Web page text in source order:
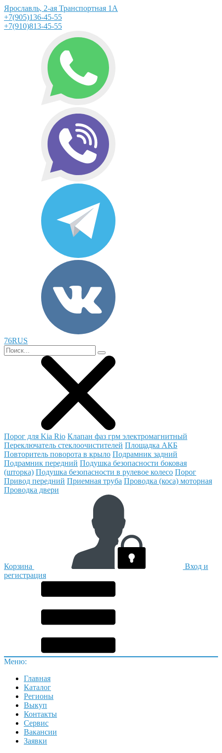
Ярославль, 2-ая Транспортная 1А
+7(905)136-45-55
+7(910)813-45-55
76RUS
Порог для Kia Rio Клапан фаз грм электромагнитный
Переключатель стеклоочистителей Площадка АКБ
Повторитель поворота в крыло Подрамник задний
Подрамник передний Подушка безопасности боковая
(шторка) Подушка безопасности в рулевое колесо Порог
Привод передний Приемная труба Проводка (коса) моторная
Проводка двери
Корзина
Вход и
регистрация
Меню:
Главная
Каталог
Регионы
Выкуп
Контакты
Сервис
Вакансии
Заявки